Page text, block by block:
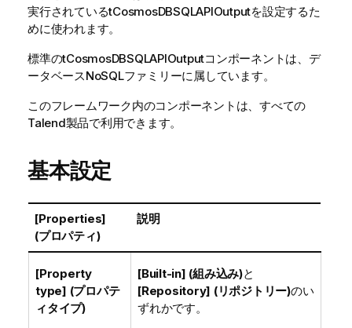
実行されているtCosmosDBSQLAPIOutputを設定するた
めに使われます。
標準のtCosmosDBSQLAPIOutputコンポーネントは、 デ
ータベースNoSQLファミリーに属しています。
このフレームワーク内のコンポーネントは、すべての
Talend製品で利用できます。
基本設定
[Properties]
(プロパティ)
説明
[Property
type] (プロパテ
ィタイプ)
[Built-in] (組み込み)と
[Repository] (リポジトリー)のい
ずれかです。